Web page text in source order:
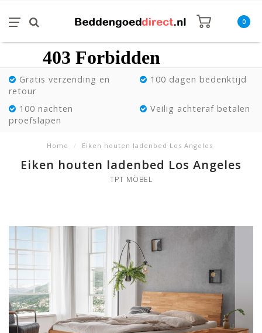
0
Gratis verzending en
retour
100 dagen bedenktijd
100 nachten
proefslapen
Veilig achteraf betalen
Home / Eiken houten ladenbed Los Angeles
Eiken houten ladenbed Los Angeles
TPT MÖBEL